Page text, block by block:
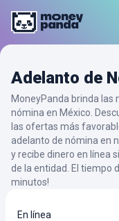
Adelanto de
MoneyPanda brinda las
nómina en México.
las ofertas más
adelanto de nómina en
y recibe dinero en línea
de la entidad. El tiempo
minutos!
En línea